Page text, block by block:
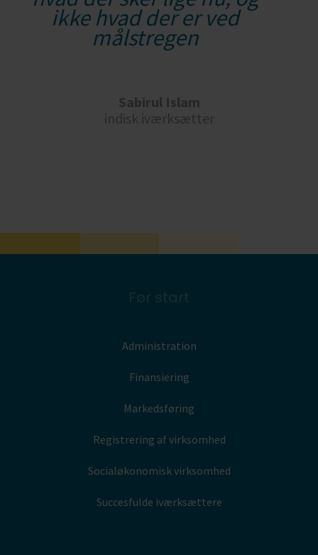
ikke hvad der er ved
målstregen
Sabirul Islam
indisk iværksætter
Før start
Administration
Finansiering
Markedsføring
Registrering af virksomhed
Socialøkonomisk virksomhed
Succesfulde iværksættere